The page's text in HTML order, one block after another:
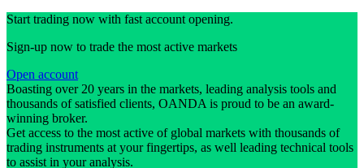
Start trading now with fast account opening.
Sign-up now to trade the most active markets
Open account
Boasting over 20 years in the markets, leading analysis tools and
thousands of satisfied clients, OANDA is proud to be an award-
winning broker.
Get access to the most active of global markets with thousands of
trading instruments at your fingertips, as well leading technical tools
to assist in your analysis.